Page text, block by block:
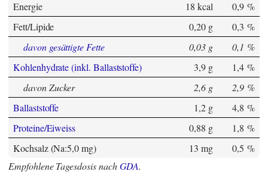
Energie 18 kcal
0,9 %
Fett/Lipide
0,20 g
0,3 %
davon gesättigte Fette
0,03 g
0,1 %
Kohlenhydrate (inkl. Ballaststoffe)
3,9 g
1,4 %
davon Zucker
2,6 g
2,9 %
Ballaststoffe
1,2 g
4,8 %
Proteine/Eiweiss
0,88 g
1,8 %
Kochsalz (Na:5,0 mg)
13 mg
0,5 %
Empfohlene Tagesdosis nachGDA.